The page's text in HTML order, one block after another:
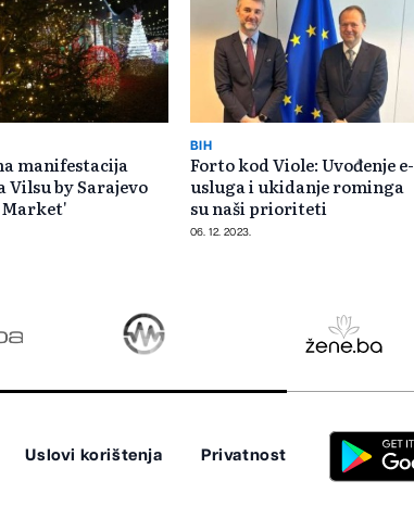
manifestacija
Vilsu by Sarajevo
BIH
Forto kod Viole: Uvođenje e-
usluga i ukidanje rominga
su naši prioriteti
06. 12. 2023.
Uslovi korištenja Privatnost